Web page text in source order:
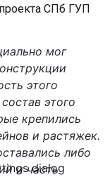
dialog
СПб ГУП
мог
этого
этого
крепились
и растяжек.
либо
и часть